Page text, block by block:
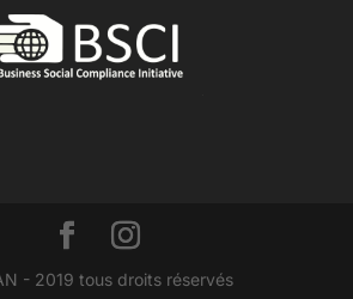
- 2019 tous droits réservés